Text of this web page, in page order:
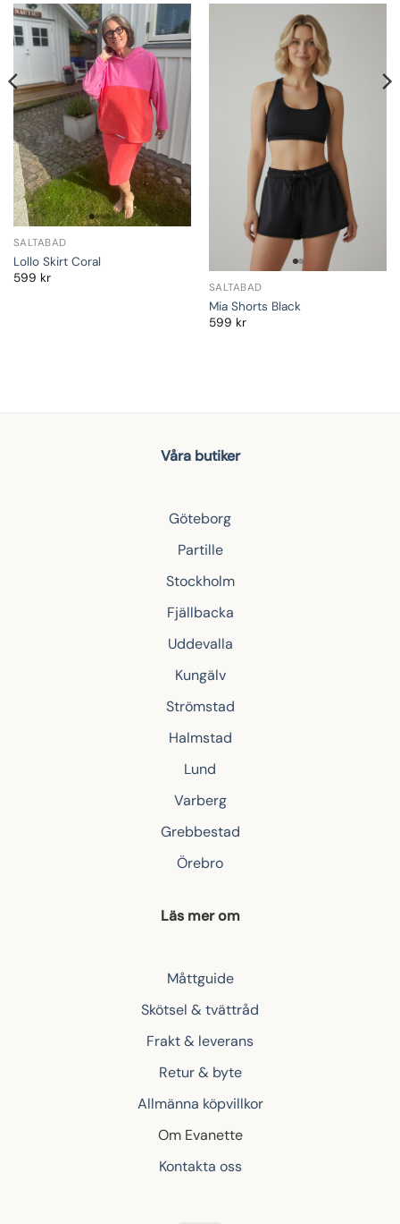
SALTABAD
Lollo Skirt Coral
599 kr
SALTABAD
Mia Shorts Black
599 kr
Våra butiker
Göteborg
Partille
Stockholm
Fjällbacka
Uddevalla
Kungälv
Strömstad
Halmstad
Lund
Varberg
Grebbestad
Örebro
Läs mer om
Måttguide
Skötsel & tvättråd
Frakt & leverans
Retur & byte
Allmänna köpvillkor
Om Evanette
Kontakta oss